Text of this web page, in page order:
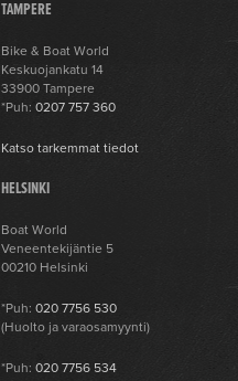
TAMPERE
Bike & Boat World
Keskuojankatu 14
33900 Tampere
*Puh:0207 757 360
Katso tarkemmat tiedot
HELSINKI
Boat World
Veneentekijäntie 5
00210 Helsinki
*Puh:020 7756 530
(Huolto ja varaosamyynti)
*Puh:020 7756 534